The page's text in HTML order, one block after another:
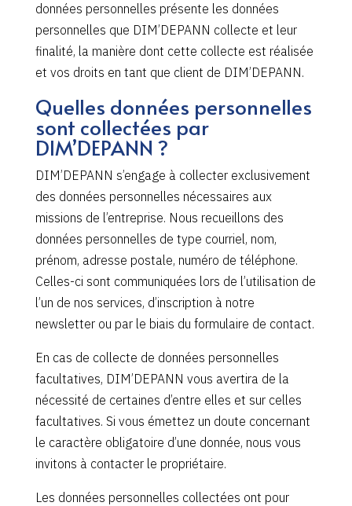
données personnelles présente les données
personnelles que DIM’DEPANN collecte et leur
finalité, la manière dont cette collecte est réalisée
et vos droits en tant que client de DIM’DEPANN.
Quelles données personnelles
sont collectées par
DIM’DEPANN ?
DIM’DEPANN s’engage à collecter exclusivement
des données personnelles nécessaires aux
missions de l’entreprise. Nous recueillons des
données personnelles de type courriel, nom,
prénom, adresse postale, numéro de téléphone.
Celles-ci sont communiquées lors de l’utilisation de
l’un de nos services, d’inscription à notre
newsletter ou par le biais du formulaire de contact.
En cas de collecte de données personnelles
facultatives, DIM’DEPANN vous avertira de la
nécessité de certaines d’entre elles et sur celles
facultatives. Si vous émettez un doute concernant
le caractère obligatoire d’une donnée, nous vous
invitons à contacter le propriétaire.
Les données personnelles collectées ont pour